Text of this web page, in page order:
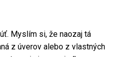
Myslím si, že naozaj tá
z úverov alebo z vlastných